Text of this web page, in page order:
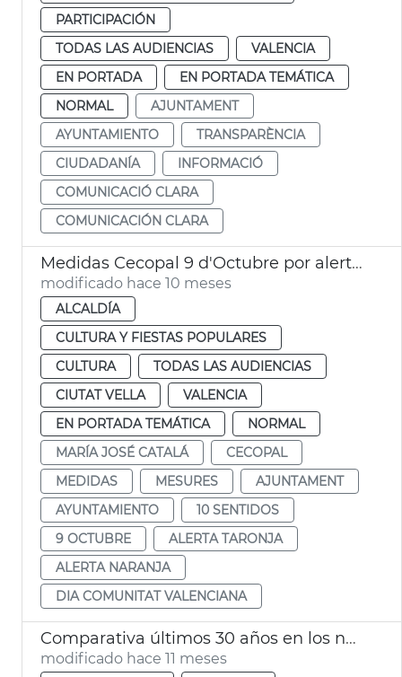
PARTICIPACIÓN
TODAS LAS AUDIENCIAS
VALENCIA
EN PORTADA
EN PORTADA TEMÁTICA
NORMAL
AJUNTAMENT
AYUNTAMIENTO
TRANSPARÈNCIA
CIUDADANÍA
INFORMACIÓ
COMUNICACIÓ CLARA
COMUNICACIÓN CLARA
Medidas Cecopal 9 d'Octubre por alerta naranja
modificado hace 10 meses
ALCALDÍA
CULTURA Y FIESTAS POPULARES
CULTURA
TODAS LAS AUDIENCIAS
CIUTAT VELLA
VALENCIA
EN PORTADA TEMÁTICA
NORMAL
MARÍA JOSÉ CATALÁ
CECOPAL
MEDIDAS
MESURES
AJUNTAMENT
AYUNTAMIENTO
10 SENTIDOS
9 OCTUBRE
ALERTA TARONJA
ALERTA NARANJA
DIA COMUNITAT VALENCIANA
Comparativa últimos 30 años en los nombres más comunes entre la población valenciana
modificado hace 11 meses